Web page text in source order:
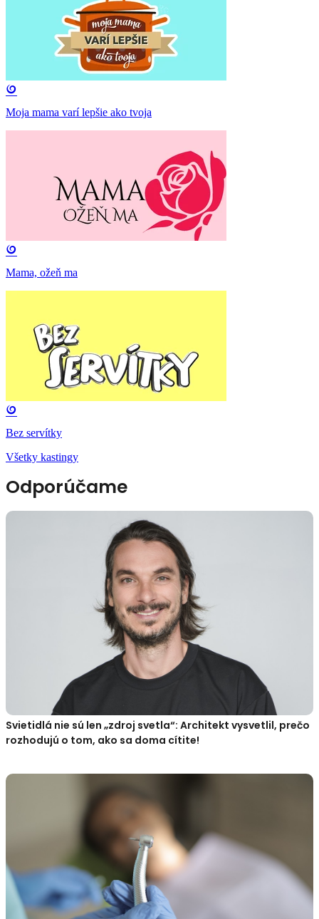
Moja mama varí lepšie ako tvoja
Mama, ožeň ma
Bez servítky
Všetky kastingy
Odporúčame
Svietidlá nie sú len „zdroj svetla“: Architekt vysvetlil, prečo
rozhodujú o tom, ako sa doma cítite!